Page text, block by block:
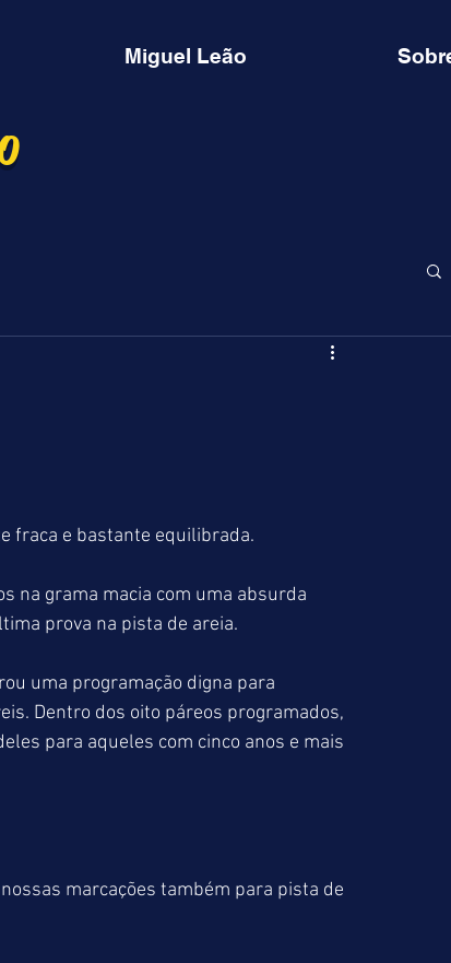
Miguel Leão
fraca e bastante equilibrada.
na grama macia com uma absurda
prova na pista de areia.
uma programação digna para
Dentro dos oito páreos programados,
para aqueles com cinco anos e mais
marcações também para pista de